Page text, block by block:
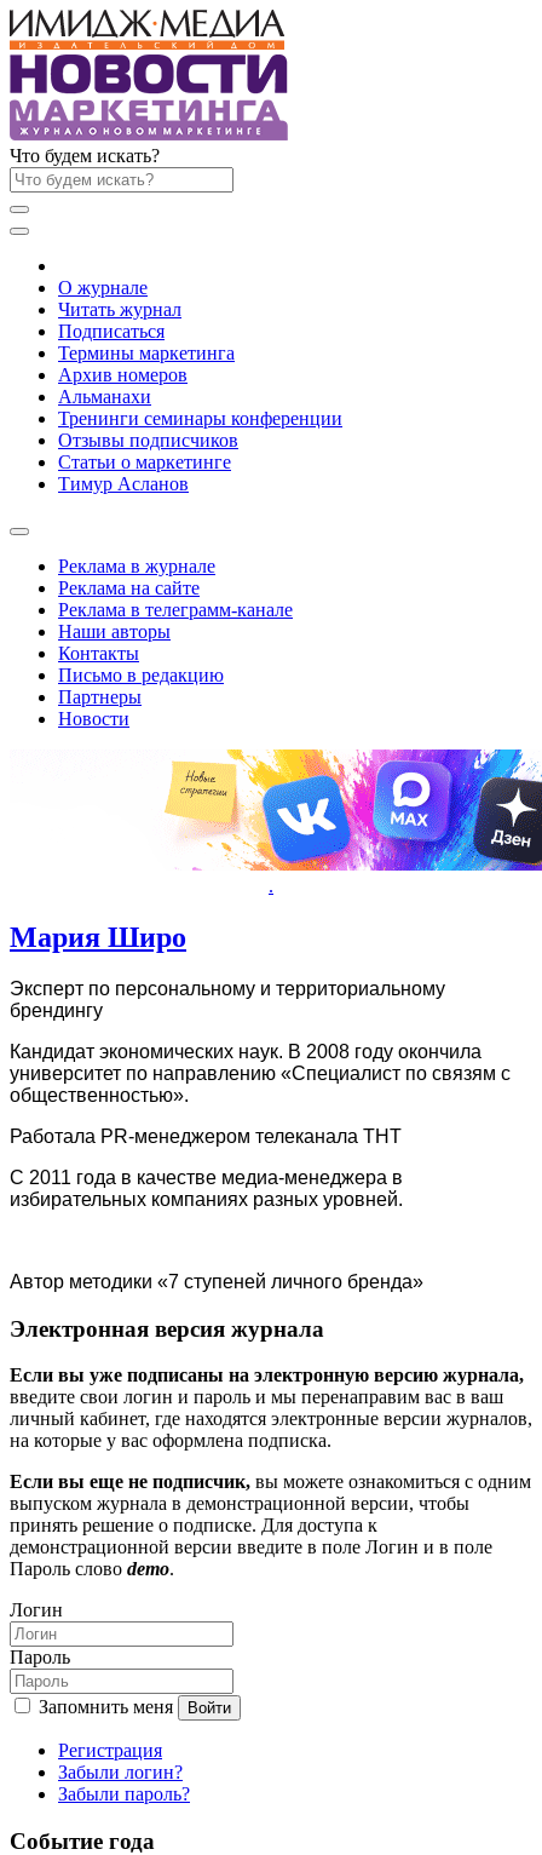
Что будем искать?
О журнале
Читать журнал
Подписаться
Термины маркетинга
Архив номеров
Альманахи
Тренинги семинары конференции
Отзывы подписчиков
Статьи о маркетинге
Тимур Асланов
Реклама в журнале
Реклама на сайте
Реклама в телеграмм-канале
Наши авторы
Контакты
Письмо в редакцию
Партнеры
Новости
.
Мария Широ
Эксперт по персональному и территориальному
брендингу
Нестабільна економіка, непередбачувані події та зростання
багатьох українців шукати гнучкі та доступні способи
важливо мати доступ до грошей не лише в робочий час, а й у
автономність. Платформа обробляє запити автоматично: не
картками виплати проходять миттєво, без затримок і
стресу в складних ситуаціях і дозволяє зберегти контроль над
Кандидат экономических наук. В 2008 году окончила
университет по направлению «Специалист по связям с
общественностью».
Работала PR-менеджером телеканала ТНТ
С 2011 года в качестве медиа-менеджера в
избирательных компаниях разных уровней.
Автор методики «7 ступеней личного бренда»
Электронная версия журнала
Если вы уже подписаны на электронную версию журнала,
введите свои логин и пароль и мы перенаправим вас в ваш
личный кабинет, где находятся электронные версии журналов,
на которые у вас оформлена подписка.
Если вы еще не подписчик, вы можете ознакомиться с одним
выпуском журнала в демонстрационной версии, чтобы
принять решение о подписке. Для доступа к
демонстрационной версии введите в поле Логин и в поле
Пароль слово demo.
Логин
Пароль
Запомнить меня Войти
Регистрация
Забыли логин?
Забыли пароль?
Событие года